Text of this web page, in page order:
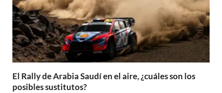
El Rally de Arabia Saudí en el aire, ¿cuáles son los
posibles sustitutos?